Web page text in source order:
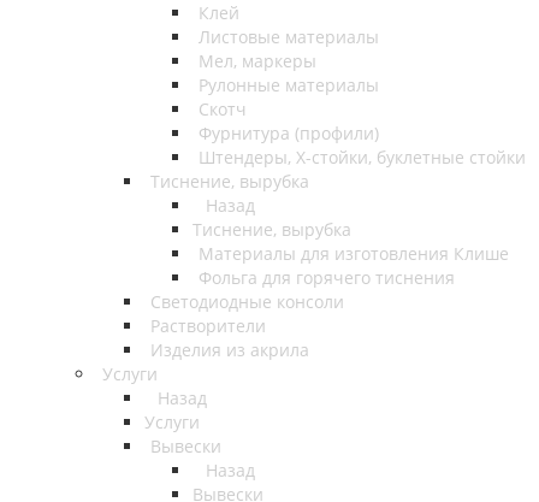
Клей
Листовые материалы
Мел, маркеры
Рулонные материалы
Скотч
Фурнитура (профили)
Штендеры, Х-стойки, буклетные стойки
Тиснение, вырубка
Назад
Тиснение, вырубка
Материалы для изготовления Клише
Фольга для горячего тиснения
Светодиодные консоли
Растворители
Изделия из акрила
Услуги
Назад
Услуги
Вывески
Назад
Вывески